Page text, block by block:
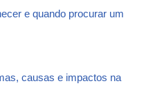
e quando procurar um
causas e impactos na